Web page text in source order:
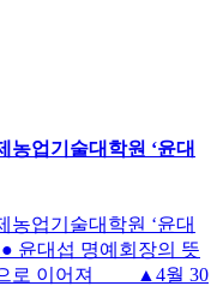
농업기술대학원 ‘윤대
농업기술대학원 ‘윤대
윤대섭 명예회장의 뜻
으로 이어져 ▲4월 30